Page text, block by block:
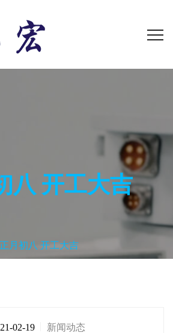
八 开工大吉
正月初八 开工大吉
02-19 新闻动态